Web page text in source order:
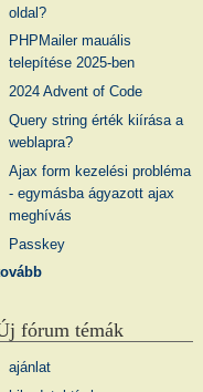
oldal?
PHPMailer mauális
telepítése 2025-ben
2024 Advent of Code
Query string érték kiírása a
weblapra?
Ajax form kezelési probléma
- egymásba ágyazott ajax
meghívás
Passkey
fórum témák
ajánlat